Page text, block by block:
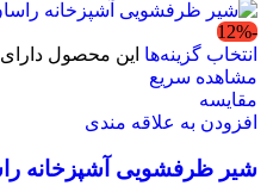
-12%
انتخاب گزینه‌ها این محصول
مشاهده سریع
مقایسه
افزودن به علاقه مندی
شیر ظرفشویی آشپزخانه